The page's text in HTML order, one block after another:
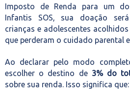
Imposto de Renda para um
Infantis SOS, sua doação
crianças e adolescentes
que perderam o cuidado parental
Ao declarar pelo modo
escolher o destino de3% do
sobre sua renda. Isso significa que: